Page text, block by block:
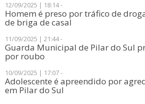
12/09/2025 | 18:14 -
Homem é preso por tráfico de
de briga de casal
11/09/2025 | 21:44 -
Guarda Municipal de Pilar do Sul
por roubo
10/09/2025 | 17:07 -
​Adolescente é apreendido por
em Pilar do Sul